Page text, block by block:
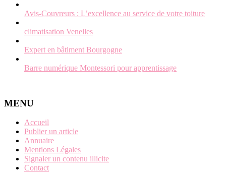
Avis-Couvreurs : L’excellence au service de votre toiture
climatisation Venelles
Expert en bâtiment Bourgogne
Barre numérique Montessori pour apprentissage
MENU
Accueil
Publier un article
Annuaire
Mentions Légales
Signaler un contenu illicite
Contact